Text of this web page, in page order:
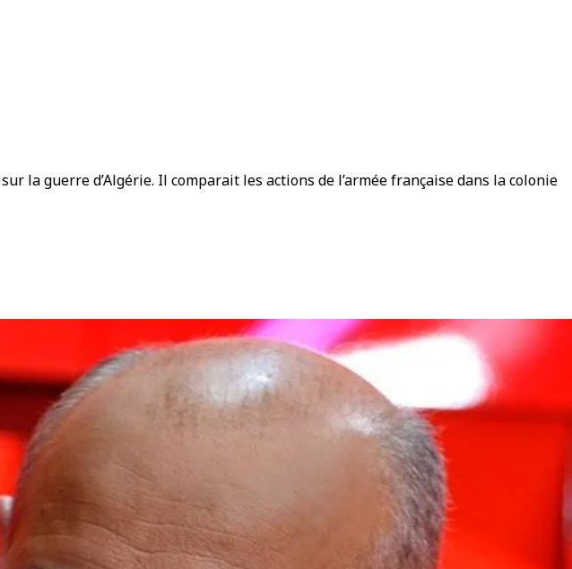
la guerre d’Algérie. Il comparait les actions de l’armée française dans la colonie